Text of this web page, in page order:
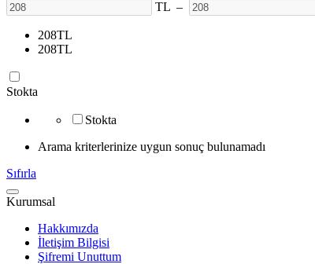
TL –
208TL
208TL
Stokta
Stokta
Arama kriterlerinize uygun sonuç bulunamadı
Sıfırla
Kurumsal
Hakkımızda
İletişim Bilgisi
Şifremi Unuttum